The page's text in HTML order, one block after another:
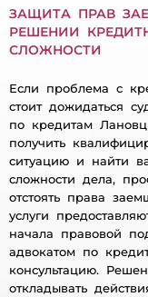
ЗАЩИТА ПРАВ
РЕШЕНИИ
СЛОЖНОСТИ
Если проблема с
стоит дожидаться
по кредитам
получить
ситуацию и найти
сложности дела,
отстоять права
услуги
начала правовой
адвокатом по
консультацию.
откладывать